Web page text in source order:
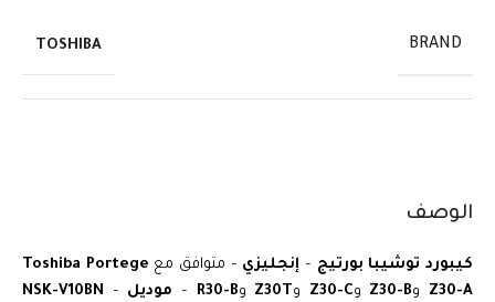
الوصف
كيبورد توشيبا بورتيج – إنجليزي – متوافق مع Toshiba Portege
Z30-A وZ30-B وZ30-C و Z30T وR30-B
– موديل NSK-V10BN –
BRAND
TOSHIBA